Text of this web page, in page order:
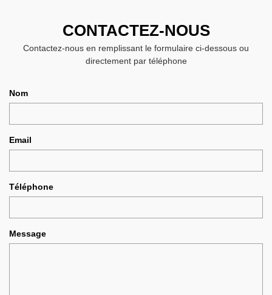
CONTACTEZ-NOUS
Contactez-nous en remplissant le formulaire ci-dessous ou
directement par téléphone
Nom
Email
Téléphone
Message